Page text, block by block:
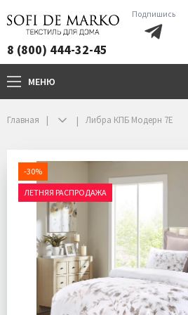
8 (800) 444-32-45
Подпишись
МЕНЮ
Главная Либра КПБ Модерн 7Е
-30%
ЛЕТНЯЯ РАСПРОДАЖА